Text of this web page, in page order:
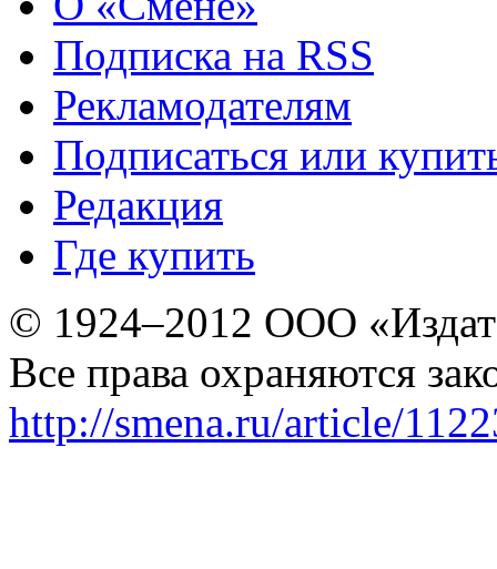
Подписка на RSS
Рекламодателям
Подписаться или
Редакция
Где купить
© 1924–2012 ООО
Все права охраняются
http://smena.ru/article/